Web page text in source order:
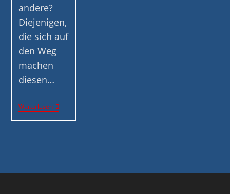
andere?
Diejenigen,
die sich auf
den Weg
machen
diesen…
WeiterlesenDie
Luft
Wird
Oder: